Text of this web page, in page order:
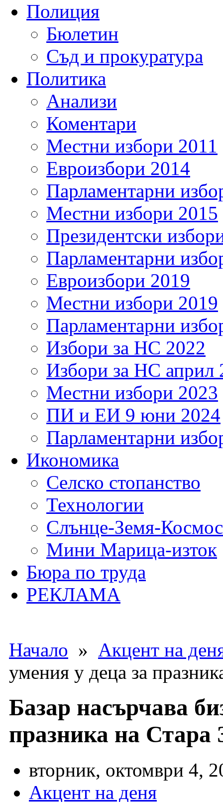
Полиция
Бюлетин
Съд и прокуратура
Политика
Анализи
Коментари
Местни избори 2011
Евроизбори 2014
Парламентарни
Местни избори 2015
Президентски
Парламентарни
Евроизбори 2019
Местни избори 2019
Парламентарни
Избори за НС 2022
Избори за НС април
Местни избори 2023
ПИ и ЕИ 9 юни 2024
Парламентарни
Икономика
Селско стопанство
Технологии
Слънце-Земя-Космос
Мини Марица-изток
Бюра по труда
РЕКЛАМА
Начало » Акцент на
умения у деца за
Базар насърчава
празника на Стара
вторник, октомври 4,
Акцент на деня